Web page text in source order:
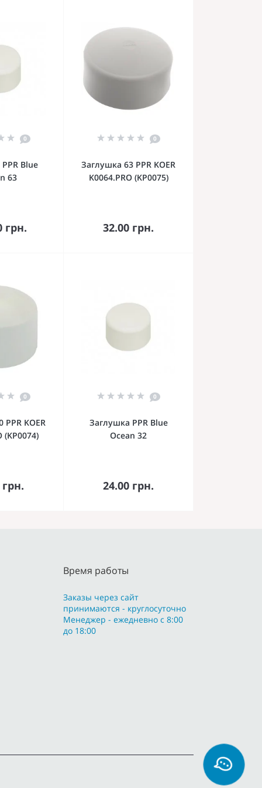
0
Blue
63
грн.
0
Заглушка 63 PPR KOER
K0064.PRO (KP0075)
32.00 грн.
В корзину
0
KOER
(KP0074)
0
Заглушка PPR Blue
Ocean 32
24.00 грн.
В корзину
Время работы
Заказы через сайт
принимаются - круглосуточно
Менеджер - ежедневно с 8:00
до 18:00